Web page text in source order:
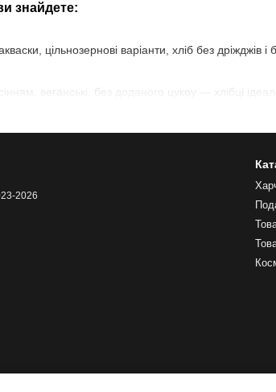
знайдете:
цільнозернові варіанти, хліб без
веганські, без доданого цукру — хлібці
— без цукру або з медом, з натуральними
полів: гречка, пшоно, булгур, сочевиця, нут.
— безпечно й смачно для діабетиків, дітей
кокосове, рисове — з мінімальним
2026